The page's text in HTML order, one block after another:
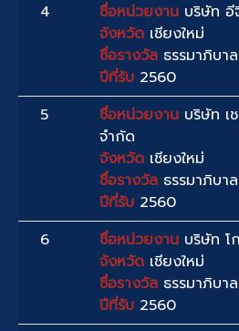
4
ชื่อหน่วยงาน บริษัท อี
จังหวัด เชียงใหม่
ชื่อรางวัล ธรรมาภิบา
ปีที่รับ 2560
5
ชื่อหน่วยงาน บริษัท เ
จำกัด
จังหวัด เชียงใหม่
ชื่อรางวัล ธรรมาภิบา
ปีที่รับ 2560
6
ชื่อหน่วยงาน บริษัท โ
จังหวัด เชียงใหม่
ชื่อรางวัล ธรรมาภิบา
ปีที่รับ 2560